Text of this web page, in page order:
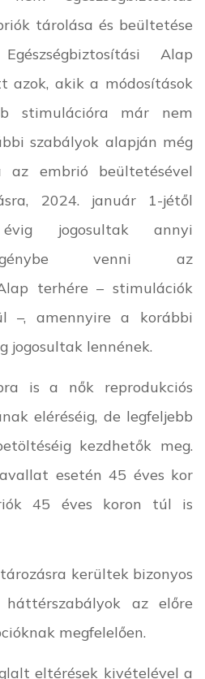
tárolása és beültetése
Alap
azok, akik a módosítások
stimulációra már nem
szabályok alapján még
az embrió beültetésével
2024. január 1-jétől
jogosultak annyi
igénybe venni az
terhére – stimulációk
–, amennyire a korábbi
jogosultak lennének.
is a nők reprodukciós
eléréséig, de legfeljebb
kezdhetők meg.
esetén 45 éves kor
45 éves koron túl is
kerültek bizonyos
az előre
megfelelően.
eltérések kivételével a